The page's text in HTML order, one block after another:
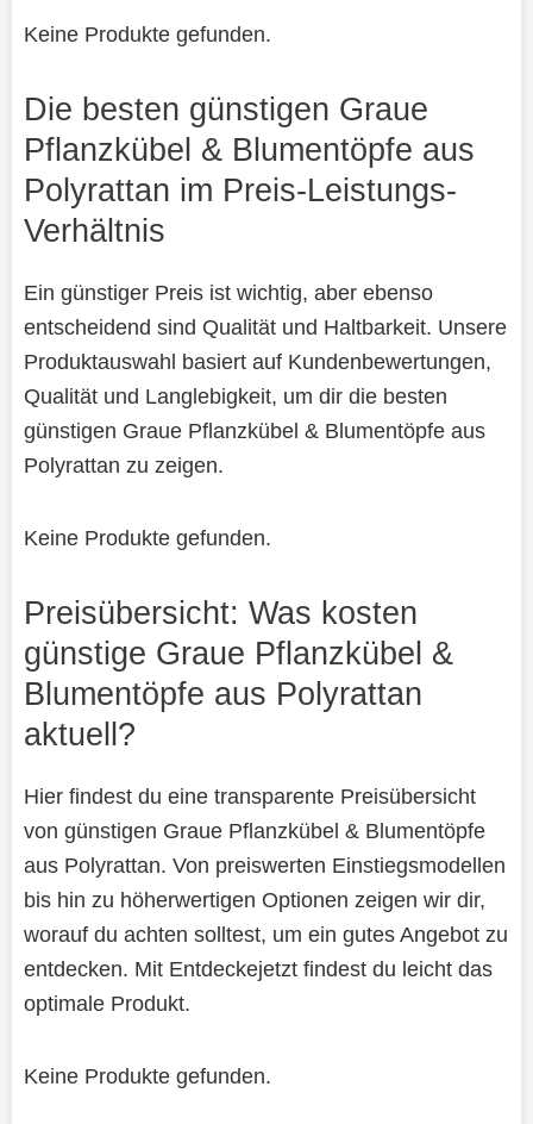
Keine Produkte gefunden.
Die besten günstigen Graue
Pflanzkübel & Blumentöpfe aus
Polyrattan im Preis-Leistungs-
Verhältnis
Ein günstiger Preis ist wichtig, aber ebenso
entscheidend sind Qualität und Haltbarkeit. Unsere
Produktauswahl basiert auf Kundenbewertungen,
Qualität und Langlebigkeit, um dir die besten
günstigen Graue Pflanzkübel & Blumentöpfe aus
Polyrattan zu zeigen.
Keine Produkte gefunden.
Preisübersicht: Was kosten
günstige Graue Pflanzkübel &
Blumentöpfe aus Polyrattan
aktuell?
Hier findest du eine transparente Preisübersicht
von günstigen Graue Pflanzkübel & Blumentöpfe
aus Polyrattan. Von preiswerten Einstiegsmodellen
bis hin zu höherwertigen Optionen zeigen wir dir,
worauf du achten solltest, um ein gutes Angebot zu
entdecken. Mit Entdeckejetzt findest du leicht das
optimale Produkt.
Keine Produkte gefunden.